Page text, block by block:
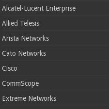
Alcatel-Lucent Enterprise
Allied Telesis
Arista Networks
Cato Networks
Cisco
CommScope
Extreme Networks